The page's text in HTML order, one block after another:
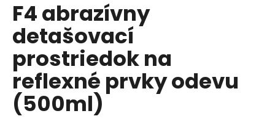
produktu
je
0,0
z
5
hviezdičiek.
F4 abrazívny
detašovací
prostriedok na
reflexné prvky odevu
(500ml)
á
j
s
ť
?